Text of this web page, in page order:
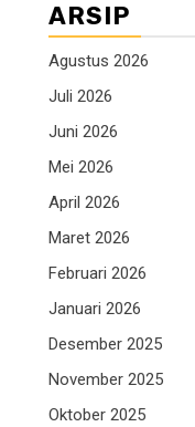
ARSIP
Agustus 2026
Juli 2026
Juni 2026
Mei 2026
April 2026
Maret 2026
Februari 2026
Januari 2026
Desember 2025
November 2025
Oktober 2025